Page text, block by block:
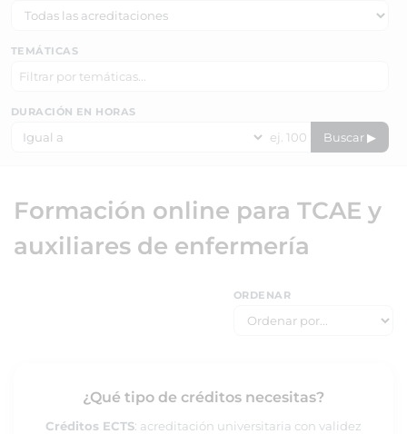
TEMÁTICAS
DURACIÓN EN HORAS
Buscar ▶
Formación online para TCAE y
auxiliares de enfermería
ORDENAR
¿Qué tipo de créditos necesitas?
Créditos ECTS: acreditación universitaria con validez